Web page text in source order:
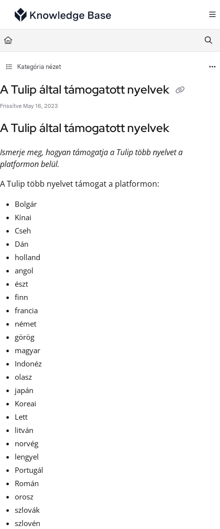
Documentation Index
Fetch the complete documentation index at:
Use this file to discover all available pages before exploring further.
Kategória nézet
A Tulip által támogatott nyelvek
Frissítve May 16, 2023
A Tulip által támogatott nyelvek
Ismerje meg, hogyan támogatja a Tulip több nyelvet a
platformon belül.
A Tulip több nyelvet támogat a platformon:
Bolgár
Kínai
Cseh
Dán
holland
angol
észt
finn
francia
német
görög
magyar
Indonéz
olasz
japán
Koreai
Lett
litván
norvég
lengyel
Portugál
Román
orosz
szlovák
szlovén